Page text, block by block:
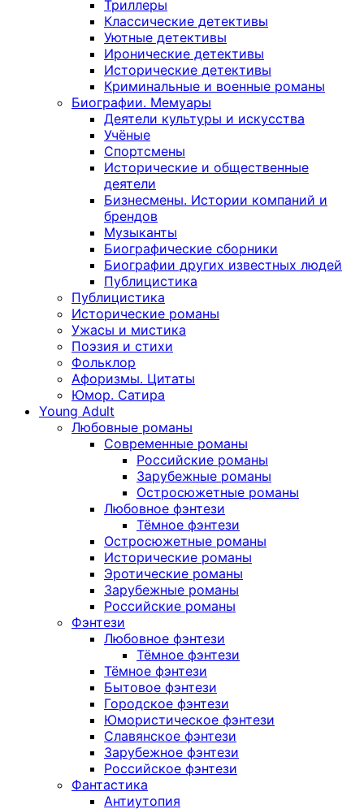
Триллеры
Классические детективы
Уютные детективы
Иронические детективы
Исторические детективы
Криминальные и военные романы
Биографии. Мемуары
Деятели культуры и искусства
Учёные
Спортсмены
Исторические и общественные
деятели
Бизнесмены. Истории компаний и
брендов
Музыканты
Биографические сборники
Биографии других известных людей
Публицистика
Публицистика
Исторические романы
Ужасы и мистика
Поэзия и стихи
Фольклор
Афоризмы. Цитаты
Юмор. Сатира
Young Adult
Любовные романы
Современные романы
Российские романы
Зарубежные романы
Остросюжетные романы
Любовное фэнтези
Тёмное фэнтези
Остросюжетные романы
Исторические романы
Эротические романы
Зарубежные романы
Российские романы
Фэнтези
Любовное фэнтези
Тёмное фэнтези
Тёмное фэнтези
Бытовое фэнтези
Городское фэнтези
Юмористическое фэнтези
Славянское фэнтези
Зарубежное фэнтези
Российское фэнтези
Фантастика
Антиутопия